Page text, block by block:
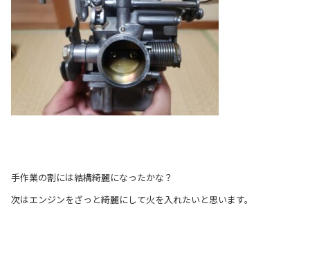
手作業の割には結構綺麗になったかな？
次はエンジンをざっと綺麗にして火を入れたいと思います。